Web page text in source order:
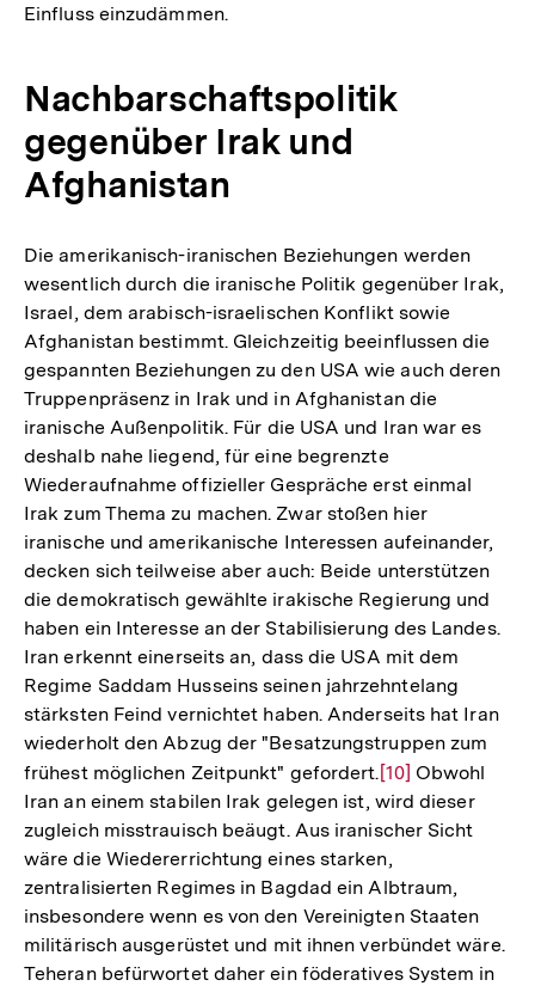
Einfluss einzudämmen.
Nachbarschaftspolitik
gegenüber Irak und
Afghanistan
Die amerikanisch-iranischen Beziehungen werden
wesentlich durch die iranische Politik gegenüber Irak,
Israel, dem arabisch-israelischen Konflikt sowie
Afghanistan bestimmt. Gleichzeitig beeinflussen die
gespannten Beziehungen zu den USA wie auch deren
Truppenpräsenz in Irak und in Afghanistan die
iranische Außenpolitik. Für die USA und Iran war es
deshalb nahe liegend, für eine begrenzte
Wiederaufnahme offizieller Gespräche erst einmal
Irak zum Thema zu machen. Zwar stoßen hier
iranische und amerikanische Interessen aufeinander,
decken sich teilweise aber auch: Beide unterstützen
die demokratisch gewählte irakische Regierung und
haben ein Interesse an der Stabilisierung des Landes.
Iran erkennt einerseits an, dass die USA mit dem
Regime Saddam Husseins seinen jahrzehntelang
stärksten Feind vernichtet haben. Anderseits hat Iran
wiederholt den Abzug der "Besatzungstruppen zum
frühest möglichen Zeitpunkt" gefordert. Zur
Auflösung
der
Fußnote
[10] Obwohl
Iran an einem stabilen Irak gelegen ist, wird dieser
zugleich misstrauisch beäugt. Aus iranischer Sicht
wäre die Wiedererrichtung eines starken,
zentralisierten Regimes in Bagdad ein Albtraum,
insbesondere wenn es von den Vereinigten Staaten
militärisch ausgerüstet und mit ihnen verbündet wäre.
Teheran befürwortet daher ein föderatives System in